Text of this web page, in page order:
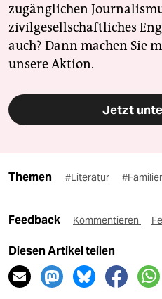
zugänglichen
zivilgesellschaftliches
auch? Dann machen Sie
unsere Aktion.
Jetzt
Themen #Literatur
Feedback Kommentieren
Diesen Artikel teilen